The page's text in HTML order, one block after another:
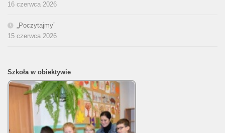
16 czerwca 2026
„Poczytajmy”
15 czerwca 2026
Szkoła w obiektywie